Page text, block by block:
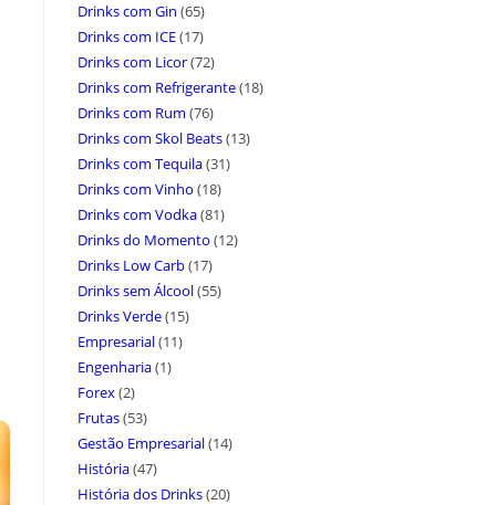
Drinks com Gin (65)
Drinks com ICE(17)
Drinks com Licor(72)
Drinks com Refrigerante(18)
Drinks com Rum (76)
Drinks com Skol Beats(13)
Drinks com Tequila(31)
Drinks com Vinho (18)
Drinks com Vodka(81)
Drinks do Momento (12)
Drinks Low Carb(17)
Drinks sem Álcool(55)
Drinks Verde(15)
Empresarial(11)
Engenharia(1)
Forex(2)
Frutas(53)
Gestão Empresarial(14)
História(47)
História dos Drinks(20)